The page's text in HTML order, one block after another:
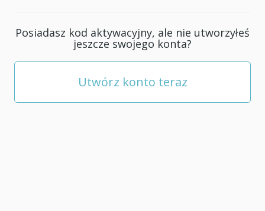
Posiadasz kod aktywacyjny, ale nie utworzyłeś
jeszcze swojego konta?
Utwórz konto teraz